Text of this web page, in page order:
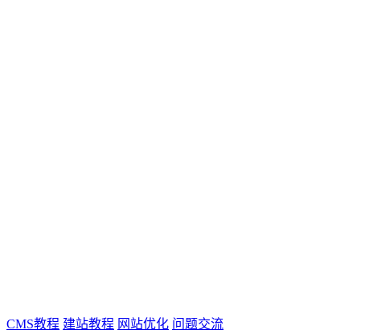
CMS教程 建站教程 网站优化 问题交流